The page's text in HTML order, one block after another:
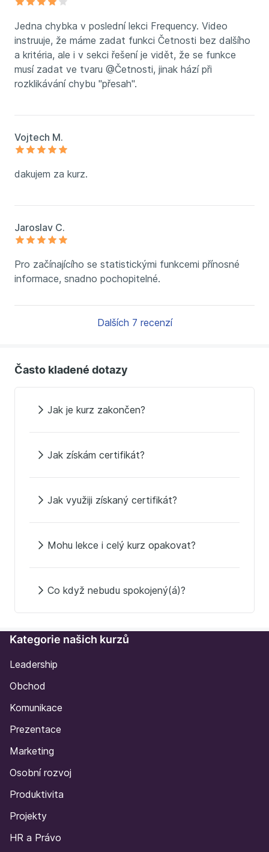
Jedna chybka v poslední lekci Frequency. Video
instruuje, že máme zadat funkci Četnosti bez dalšího
a kritéria, ale i v sekci řešení je vidět, že se funkce
musí zadat ve tvaru @Četnosti, jinak hází při
rozklikávání chybu "přesah".
Vojtech M.
dakujem za kurz.
Jaroslav C.
Pro začínajícího se statistickými funkcemi přínosné
informace, snadno pochopitelné.
Dalších 7 recenzí
Často kladené dotazy
Jak je kurz zakončen?
Jak získám certifikát?
Jak využiji získaný certifikát?
Mohu lekce i celý kurz opakovat?
Co když nebudu spokojený(á)?
Kategorie našich kurzů
Leadership
Obchod
Komunikace
Prezentace
Marketing
Osobní rozvoj
Produktivita
Projekty
HR a Právo